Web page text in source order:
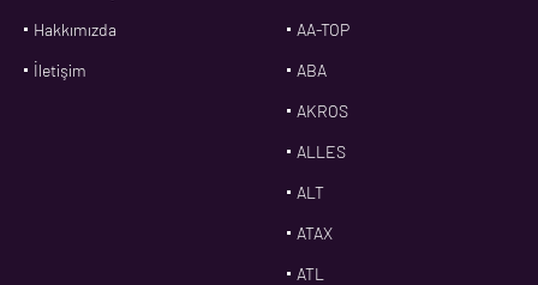
Hakkımızda
İletişim
AA-TOP
ABA
AKROS
ALLES
ALT
ATAX
ATL